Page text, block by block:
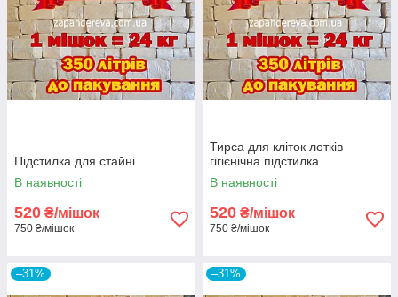
Підстилка для стайні
В наявності
520 ₴/мішок
750 ₴/мішок
Тирса для кліток лотків
гігієнічна підстилка
В наявності
520 ₴/мішок
750 ₴/мішок
–31% –31%